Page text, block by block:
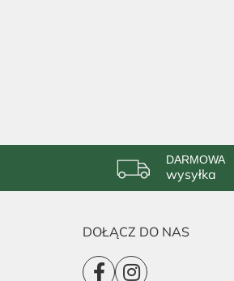
DARMOWA
wysyłka
DOŁĄCZ DO NAS